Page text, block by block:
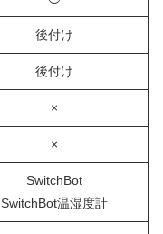
後付け
後付け
×
×
SwitchBot
SwitchBot温湿度計